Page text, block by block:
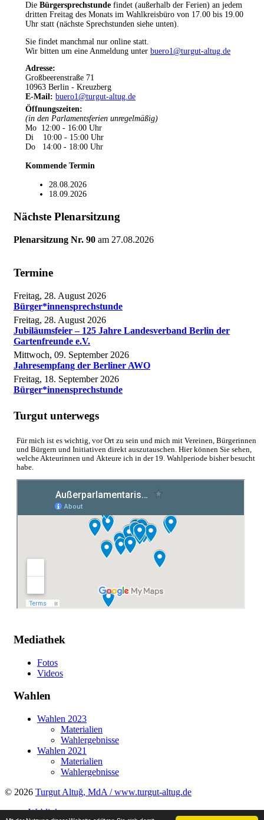
Die Bürgersprechstunde findet (außerhalb der Ferien) an jedem
dritten Freitag des Monats im Wahlkreisbüro von 17.00 bis 19.00
Uhr statt (nächste Sprechstunden siehe unten).
Sie findet manchmal nur online statt.
Wir bitten um eine Anmeldung unter buero1@turgut-altug.de
Adresse:
Großbeerenstraße 71
10963 Berlin - Kreuzberg
E-Mail: buero1@turgut-altug.de
Öffnungszeiten:
(in den Parlamentsferien unregelmäßig)
Mo 12:00 - 16:00 Uhr
Di 10:00 - 15:00 Uhr
Do 14:00 - 18:00 Uhr
Kommende Termin
28.08.2026
18.09.2026
Nächste Plenarsitzung
Plenarsitzung Nr. 90 am 27.08.2026
Termine
Freitag, 28. August 2026
Bürger*innensprechstunde
Freitag, 28. August 2026
Jubiläumsfeier – 125 Jahre Landesverband Berlin der
Gartenfreunde e.V.
Mittwoch, 09. September 2026
Jahresempfang der Berliner AWO
Freitag, 18. September 2026
Bürger*innensprechstunde
Turgut unterwegs
Für mich ist es wichtig, vor Ort zu sein und mich mit Vereinen, Bürgerinnen
und Bürgern und Initiativen direkt auszutauschen. Hier können Sie sehen,
welche Akteurinnen und Akteure ich in der 19. Wahlperiode bisher besucht
habe.
Mediathek
Fotos
Videos
Wahlen
Wahlen 2023
Materialien
Wahlergebnisse
Wahlen 2021
Materialien
Wahlergebnisse
© 2026 Turgut Altuğ, MdA / www.turgut-altug.de
Weblinks